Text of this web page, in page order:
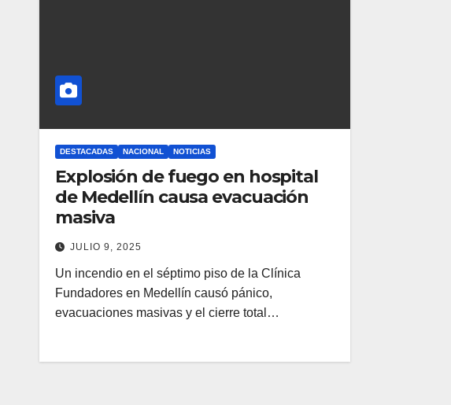
DESTACADAS NACIONAL NOTICIAS
Explosión de fuego en hospital
de Medellín causa evacuación
masiva
JULIO 9, 2025
Un incendio en el séptimo piso de la Clínica
Fundadores en Medellín causó pánico,
evacuaciones masivas y el cierre total…